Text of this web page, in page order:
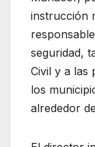
instrucción
seguridad,
Civil y a las
los
alrededor